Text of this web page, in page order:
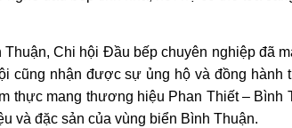
Chi hội Đầu bếp chuyên nghiệp đã
cũng nhận được sự ủng hộ và đồng
thực mang thương hiệu Phan Thiết – Bình
và đặc sản của vùng biển Bình Thuận.